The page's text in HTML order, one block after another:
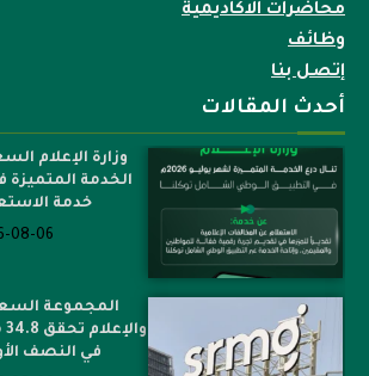
محاضرات الاكاديمية
وظائف
إتصل بنا
أحدث المقالات
وزارة الإعلام
الخدمة المتميزة
خدمة
08-06
المجموعة
في النصف